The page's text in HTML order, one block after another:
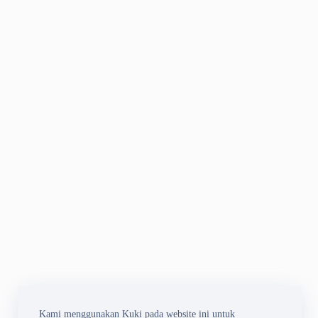
Kami menggunakan Kuki pada website ini untuk